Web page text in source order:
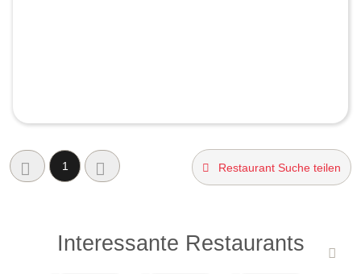
1 Restaurant Suche teilen
Interessante Restaurants